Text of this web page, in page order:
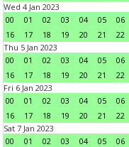
Wed 4 Jan 2023
00
01 02 03 04 05 06
16
17 18 19 20 21 22
Thu 5 Jan 2023
00
01 02 03 04 05 06
16
17 18 19 20 21 22
Fri 6 Jan 2023
00
01 02 03 04 05 06
16
17 18 19 20 21 22
Sat 7 Jan 2023
00
01 02 03 04 05 06